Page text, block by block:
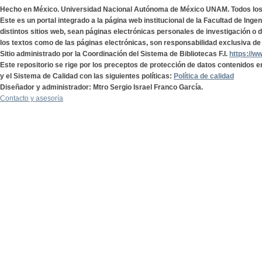
Hecho en México. Universidad Nacional Autónoma de México UNAM. Todos
Este es un portal integrado a la página web institucional de la Facultad de
distintos sitios web, sean páginas electrónicas personales de investigación o
los textos como de las páginas electrónicas, son responsabilidad exclusiva
Sitio administrado por la Coordinación del Sistema de Bibliotecas F.I. https://
Este repositorio se rige por los preceptos de protección de datos contenidos
y el Sistema de Calidad con las siguientes políticas: Política de calidad
Diseñador y administrador: Mtro Sergio Israel Franco García.
Contacto y asesoría